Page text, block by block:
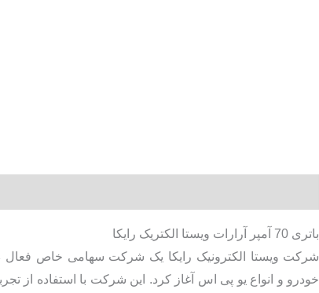
باتری 70 آمپر آرارات ویستا الکتریک رایکا
خودرو و انواع یو پی اس آغاز کرد. این شرکت با استفاده